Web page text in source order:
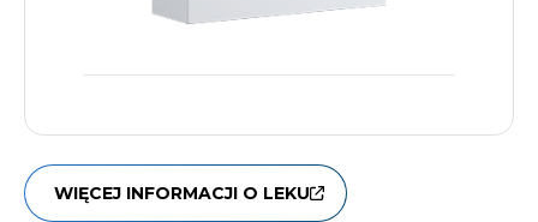
WIĘCEJ INFORMACJI O LEKU